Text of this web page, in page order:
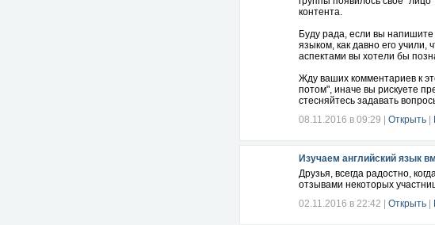
контента.
Буду рада, если вы напишите
языком, как давно его учили,
аспектами вы хотели бы
Жду ваших комментариев к
потом", иначе вы рискуете
стесняйтесь задавать
08.11.2016 в 09:29
Открыть
Изучаем английский язык
Друзья, всегда радостно,
отзывами некоторых
02.11.2016 в 22:42
Открыть